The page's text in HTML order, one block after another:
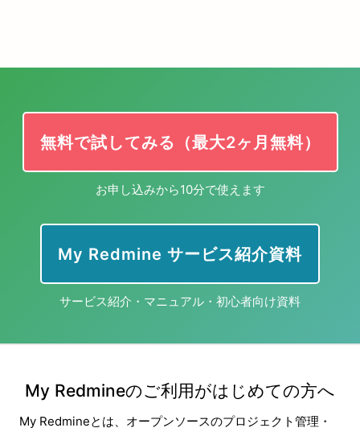
無料で試してみる（最大2ヶ月無料）
お申し込みから10分で使えます
My Redmine サービス紹介資料
サービス紹介・マニュアル・初心者向け資料
My Redmineのご利用がはじめての方へ
My Redmineとは、オープンソースのプロジェクト管理・